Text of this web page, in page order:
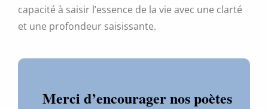
capacité à saisir l’essence de la vie avec une clarté
et une profondeur saisissante.
Merci d’encourager nos poètes